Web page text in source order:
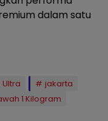
dalam satu
Ultra
jakarta
1 Kilogram